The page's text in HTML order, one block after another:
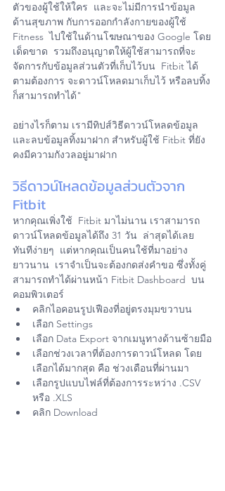
ตัวของผู้ใช้ให้ใคร  และจะไม่มีการนำข้อมูล
ด้านสุขภาพ กับการออกกำลังกายของผู้ใช้
Fitness  ไปใช้ในด้านโฆษณาของ Google โดย
เด็ดขาด  รวมถึงอนุญาตให้ผู้ใช้สามารถที่จะ
จัดการกับข้อมูลส่วนตัวที่เก็บไว้บน  Fitbit ได้
ตามต้องการ จะดาวน์โหลดมาเก็บไว้ หรือลบทิ้ง
ก็สามารถทำได้"
อย่างไรก็ตาม เรามีทิปส์วิธีดาวน์โหลดข้อมูล
และลบข้อมูลทิ้งมาฝาก สำหรับผู้ใช้ Fitbit ที่ยัง
คงมีความกังวลอยู่มาฝาก
วิธีดาวน์โหลดข้อมูลส่วนตัวจาก
Fitbit
หากคุณเพิ่งใช้  Fitbit มาไม่นาน เราสามารถ
ดาวน์โหลดข้อมูลได้ถึง 31 วัน  ล่าสุดได้เลย
ทันทีง่ายๆ  แต่หากคุณเป็นคนใช้ที่มาอย่าง
ยาวนาน  เราจำเป็นจะต้องกดส่งคำขอ ซึ่งทั้งคู่
สามารถทำได้ผ่านหน้า Fitbit Dashboard  บน
คอมพิวเตอร์
คลิกไอคอนรูปเฟืองที่อยู่ตรงมุมขวาบน
เลือก Settings
เลือก Data Export จากเมนูทางด้านซ้ายมือ
เลือกช่วงเวลาที่ต้องการดาวน์โหลด โดย
เลือกได้มากสุด คือ ช่วงเดือนที่ผ่านมา
เลือกรูปแบบไฟล์ที่ต้องการระหว่าง .CSV
หรือ .XLS
คลิก Download